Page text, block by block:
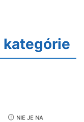
kategórie
NIE JE NA